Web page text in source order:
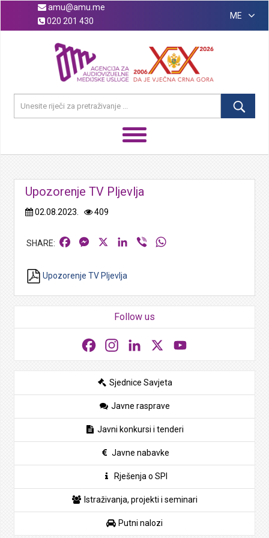
amu@amu.me
020 201 430
ME
Upozorenje TV Pljevlja
02.08.2023. 409
FacebookMessengerLinkedIn
Viber
Upozorenje TV Pljevlja
Follow us
FacebookInstagramLinkedIn
Sjednice Savjeta
Javne rasprave
Javni konkursi i tenderi
Javne nabavke
Rješenja o SPI
Istraživanja, projekti i seminari
Putni nalozi